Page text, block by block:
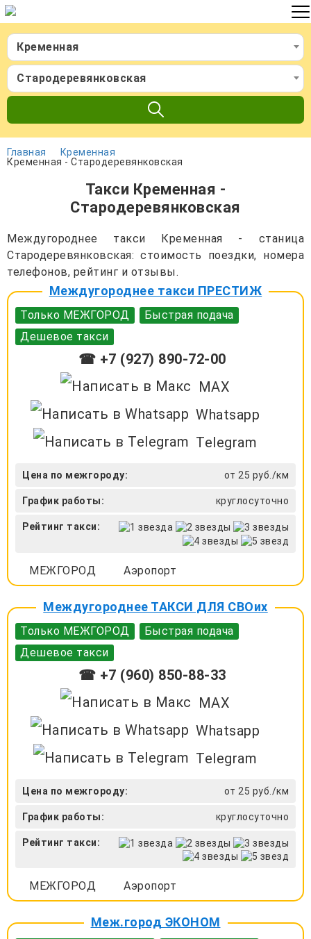
Кременная
Стародеревянковская
Главная
Кременная
Кременная - Стародеревянковская
Такси Кременная -
Стародеревянковская
Междугороднее такси Кременная - станица
Стародеревянковская: стоимость поездки, номера
телефонов, рейтинг и отзывы.
Междугороднее такси ПРЕСТИЖ
Только МЕЖГОРОД
Быстрая подача
Дешевое такси
☎ +7 (927) 890-72-00
MAX
Whatsapp
Telegram
Цена по межгороду: от 25 руб./км
График работы: круглосуточно
Рейтинг такси:
МЕЖГОРОД Аэропорт
Междугороднее ТАКСИ ДЛЯ СВОих
Только МЕЖГОРОД
Быстрая подача
Дешевое такси
☎ +7 (960) 850-88-33
MAX
Whatsapp
Telegram
Цена по межгороду: от 25 руб./км
График работы: круглосуточно
Рейтинг такси:
МЕЖГОРОД Аэропорт
Меж.город ЭКОНОМ